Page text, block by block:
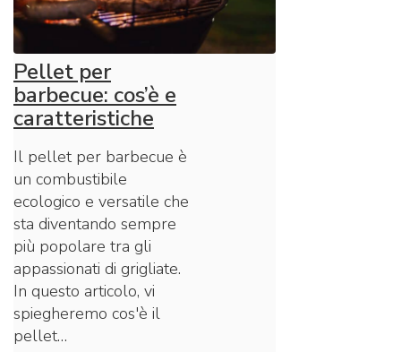
Pellet per
barbecue: cos’è e
caratteristiche
Il pellet per barbecue è
un combustibile
ecologico e versatile che
sta diventando sempre
più popolare tra gli
appassionati di grigliate.
In questo articolo, vi
spiegheremo cos'è il
pellet…